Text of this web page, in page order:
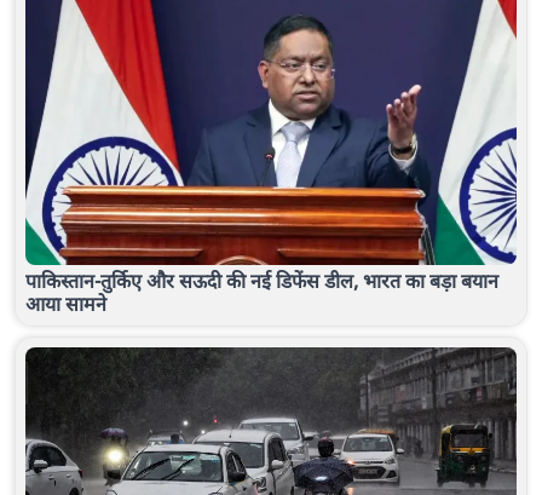
पाकिस्तान-तुर्किए और सऊदी की नई डिफेंस डील, भारत का बड़ा बयान
आया सामने